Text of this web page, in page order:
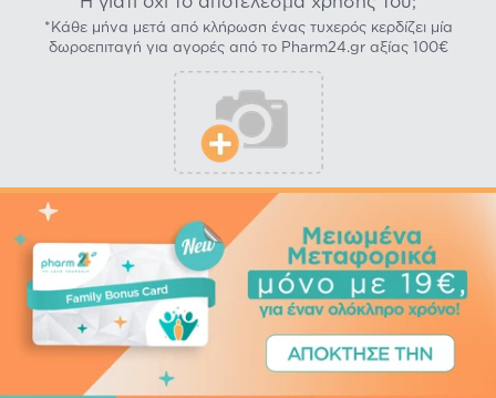
*Κάθε μήνα μετά από κλήρωση ένας τυχερός κερδίζει μία
δωροεπιταγή για αγορές από το Pharm24.gr αξίας 100€